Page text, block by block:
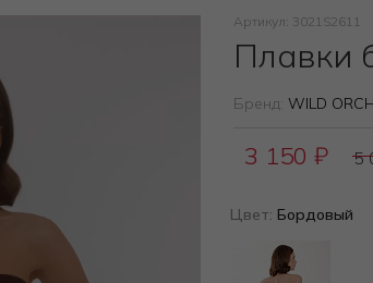
Артикул: 3021S2611
Плавки
Бренд: WILD
3 150 ₽ 5
Цвет: Бордовый